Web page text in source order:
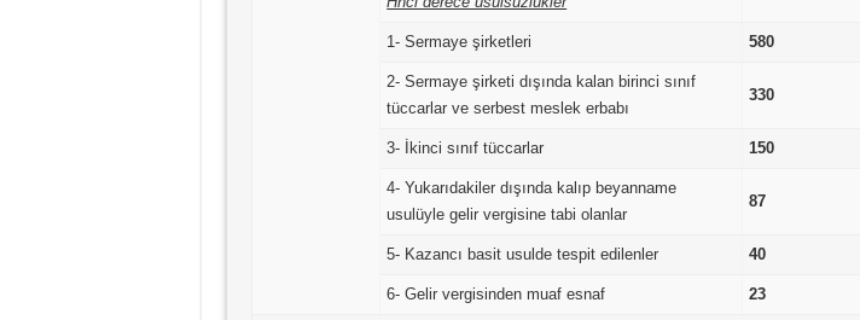
1- Sermaye şirketleri 580
2- Sermaye şirketi dışında kalan birinci sınıf
tüccarlar ve serbest meslek erbabı
330
3- İkinci sınıf tüccarlar 150
4- Yukarıdakiler dışında kalıp beyanname
usulüyle gelir vergisine tabi olanlar
87
5- Kazancı basit usulde tespit edilenler 40
6- Gelir vergisinden muaf esnaf 23